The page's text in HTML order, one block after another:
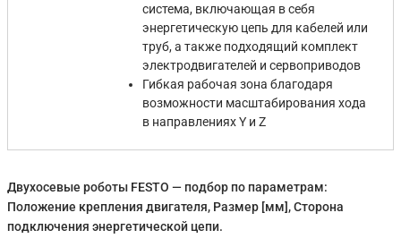
система, включающая в себя
энергетическую цепь для кабелей или
труб, а также подходящий комплект
электродвигателей и сервоприводов
Гибкая рабочая зона благодаря
возможности масштабирования хода
в направлениях Y и Z
Двухосевые роботы FESTO — подбор по параметрам:
Положение крепления двигателя, Размер [мм], Сторона
подключения энергетической цепи.